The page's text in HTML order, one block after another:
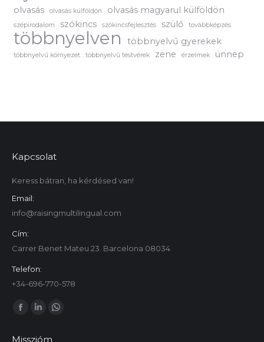
olvasás olvasás külföldön olvasás magyarul külföldön
szépirodalom szókincs szókincsfejlesztés szülő továbbképzés
többnyelven többnyelvű gyerekek
többnyelvű környezet többnyelvű testvérek zene érzelmek ünnep
Kapcsolat
Keress bátran, ha kérdésed van!
Email:
info@raisingmultilingual.com
Cím:
Carrer Benet Mateu 23. Barcelona 08034
Telefon:
+34-696-770-578
Itt is megtalálsz minket:
Facebook
LinkedinWhatsapp
Misszióm